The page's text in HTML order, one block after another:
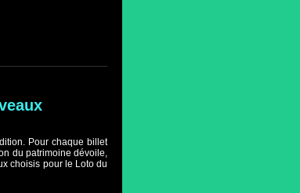
Pour chaque billet
du patrimoine dévoile,
choisis pour le Loto du